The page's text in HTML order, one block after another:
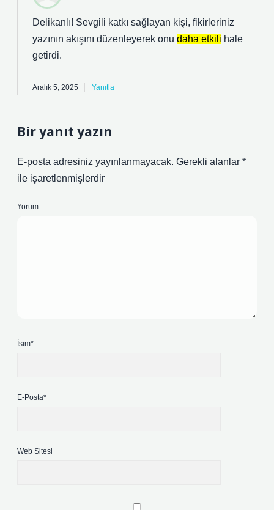
Delikanlı! Sevgili katkı sağlayan kişi, fikirleriniz
yazının akışını düzenleyerek onu daha etkili hale
getirdi.
Aralık 5, 2025 Yanıtla
Bir yanıt yazın
E-posta adresiniz yayınlanmayacak. Gerekli alanlar *
ile işaretlenmişlerdir
Yorum
İsim*
E-Posta*
Web Sitesi